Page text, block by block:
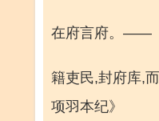
在府言府。——《
籍吏民,封府库,
项羽本纪》